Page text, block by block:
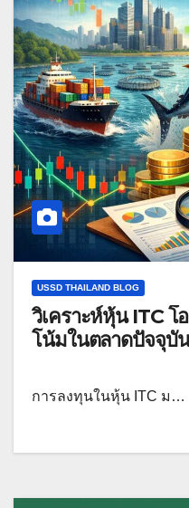
USSD THAILAND BLOG
วิเคราะห์หุ้น ITC โ
โน้มในตลาดปัจจุบัน
การลงทุนในหุ้น ITC ม…